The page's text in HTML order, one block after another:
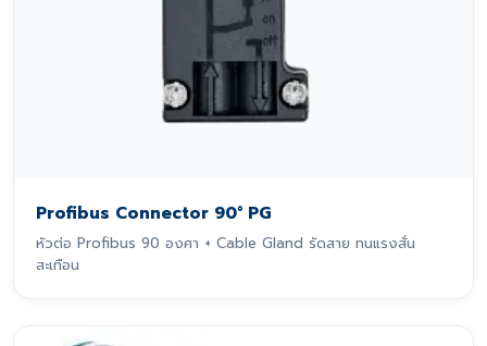
Profibus Connector 90° PG
หัวต่อ Profibus 90 องศา + Cable Gland รัดสาย ทนแรงสั่น
สะเทือน